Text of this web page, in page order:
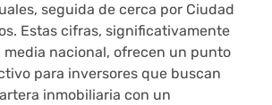
seguida de cerca por Ciudad
Estas cifras, significativamente
media nacional, ofrecen un punto
para inversores que buscan
inmobiliaria con un